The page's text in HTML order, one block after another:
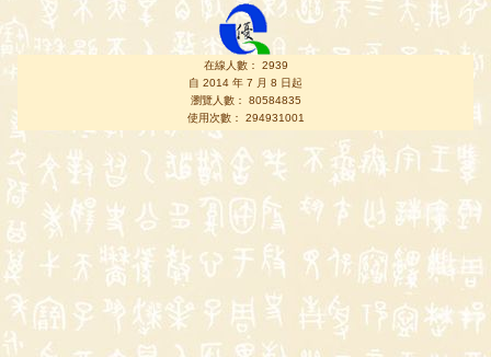
在線人數： 2939
自 2014 年 7 月 8 日起
瀏覽人數： 80584835
使用次數： 294931001